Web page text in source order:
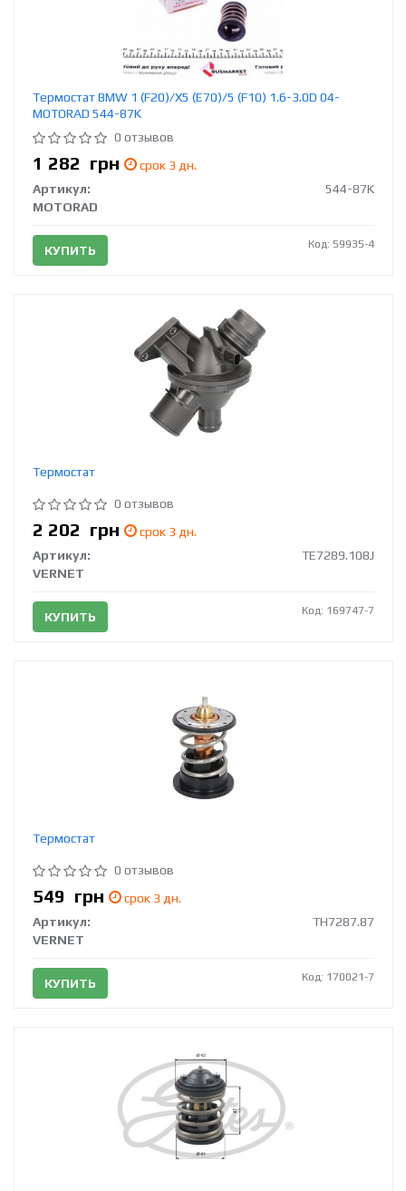
Термостат BMW 1 (F20)/X5 (E70)/5 (F10) 1.6-3.0D 04-
MOTORAD 544-87K
0 отзывов
1 282 грн
срок 3 дн.
Артикул:
544-87K
MOTORAD
КУПИТЬ Код: 59935-4
Термостат
0 отзывов
2 202 грн
срок 3 дн.
Артикул:
TE7289.108J
VERNET
КУПИТЬ Код: 169747-7
Термостат
0 отзывов
549 грн
срок 3 дн.
Артикул:
TH7287.87
VERNET
КУПИТЬ Код: 170021-7